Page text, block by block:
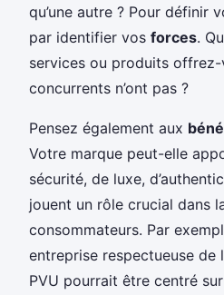
qu’une autre ? Pour définir
par identifier vos forces.
services ou produits
concurrents n’ont pas ?
Pensez également aux
Votre marque peut-elle
sécurité, de luxe,
jouent un rôle crucial dans
consommateurs. Par
entreprise respectueuse de
PVU pourrait être centré